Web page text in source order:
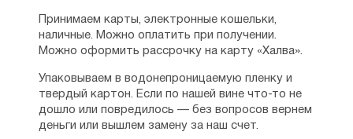
Принимаем карты, электронные кошельки,
наличные. Можно оплатить при получении.
Можно оформить рассрочку на карту «Халва».
Упаковываем в водонепроницаемую пленку и
твердый картон. Если по нашей вине что-то не
дошло или повредилось — без вопросов вернем
деньги или вышлем замену за наш счет.